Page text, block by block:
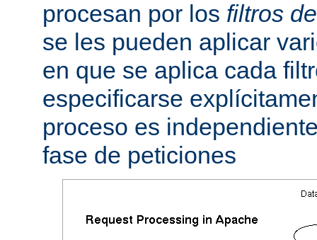
procesan por los filtros
se les pueden aplicar
en que se aplica cada
especificarse
proceso es
fase de peticiones